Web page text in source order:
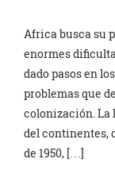
Africa busca su
enormes
dado pasos en
problemas que
colonización. La
del continentes,
de 1950, […]